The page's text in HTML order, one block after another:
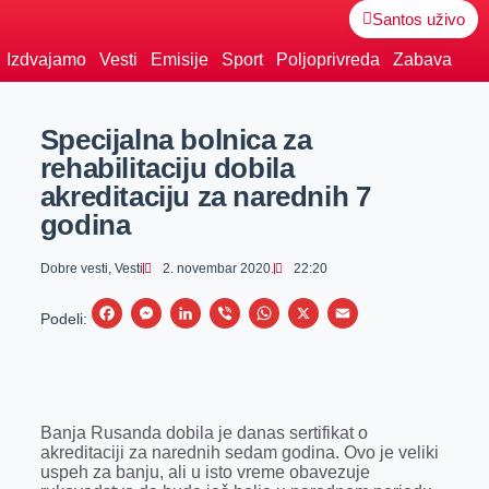
Santos uživo
Izdvajamo Vesti Emisije Sport Poljoprivreda Zabava
Specijalna bolnica za
rehabilitaciju dobila
akreditaciju za narednih 7
godina
Dobre vesti, Vesti 2. novembar 2020. 22:20
Podeli:
F
b
o
M
e
n
L
e
d
V
r
W
s
A
X
E
l
Banja Rusanda dobila je danas sertifikat o
akreditaciji za narednih sedam godina. Ovo je veliki
uspeh za banju, ali u isto vreme obavezuje